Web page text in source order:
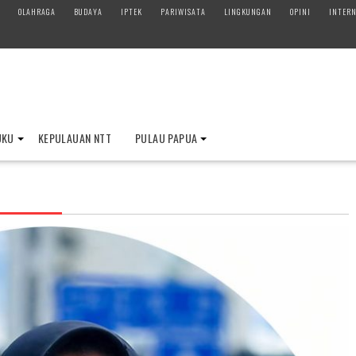
OLAHRAGA BUDAYA IPTEK PARIWISATA LINGKUNGAN OPINI
KEPULAUAN NTT PULAU PAPUA